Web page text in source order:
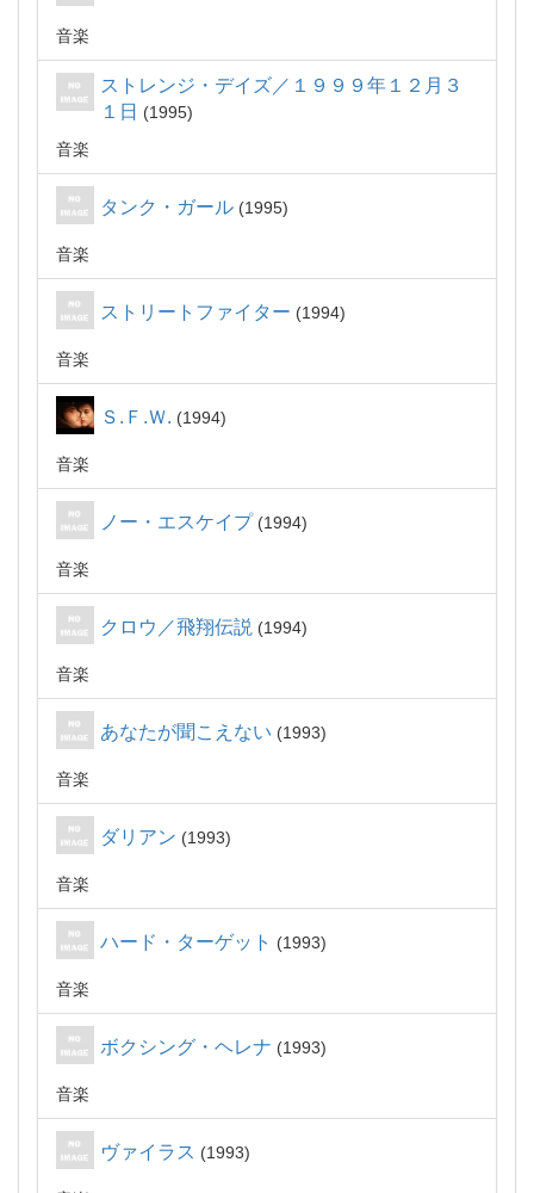
音楽
ストレンジ・デイズ／１９９９年１２月３
１日
1995
音楽
タンク・ガール 1995
音楽
ストリートファイター 1994
音楽
Ｓ.Ｆ.Ｗ. 1994
音楽
ノー・エスケイプ 1994
音楽
クロウ／飛翔伝説 1994
音楽
あなたが聞こえない 1993
音楽
ダリアン 1993
音楽
ハード・ターゲット 1993
音楽
ボクシング・ヘレナ 1993
音楽
ヴァイラス 1993